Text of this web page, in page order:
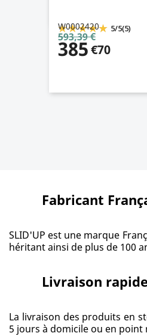
W0001410 4.9/5(11)
345€60
432,00 €
Fabricant
SLID'UP est une marque
héritant ainsi de plus de 100
Livraison rapide
La livraison des produits en
5 jours à domicile ou en point